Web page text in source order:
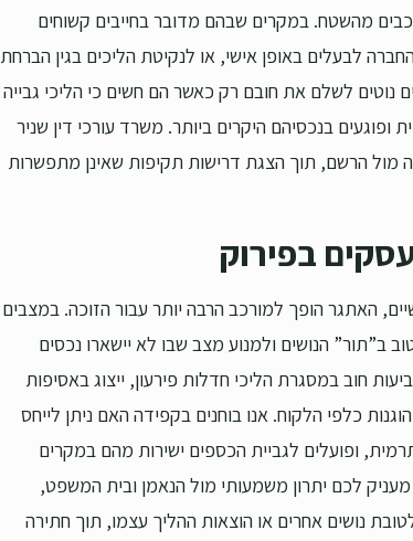
מהשטח. במקרים שבהם מדובר בחייבים קשוחים
לבעלים באופן אישי, או לנקיטת הליכים בגין הברחת
נוטים לשלם את חובם רק כאשר הם חשים כי הליכי גבייה
בנכסיהם היקרים ביותר. משרד עורכי דין שניר
מול הרשם, תוך הצגת דרישות תקיפות שאינן מתפשרות
בפירוק
האתגר הופך למורכב הרבה יותר עבור הזוכה. במצבים
ב”תור” הנושים ולמנוע מצב שבו לא יישארו נכסים
חוב במסגרת הליכי חדלות פירעון, ייצוג באסיפות
כלפי הלקוח. אנו בוחנים בקפידה האם ניתן לייחס
ופועלים לגביית הכספים ישירות מהם במקרים
לכם יתרון משמעותי מול הנאמן ובית המשפט,
נושים אחרים או הוצאות ההליך עצמו, תוך חתירה